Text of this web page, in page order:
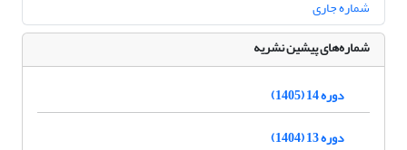
شماره جاری
شماره‌های پیشین نشریه
دوره 14 (1405)
دوره 13 (1404)